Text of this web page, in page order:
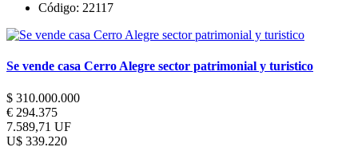
Código: 22117
Se vende casa Cerro Alegre sector patrimonial y turistico
$ 310.000.000
€ 294.375
7.589,71 UF
U$ 339.220